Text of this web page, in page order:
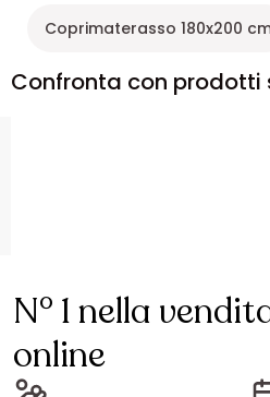
Coprimaterasso 180x200
Confronta con prodotti
N° 1 nella
online